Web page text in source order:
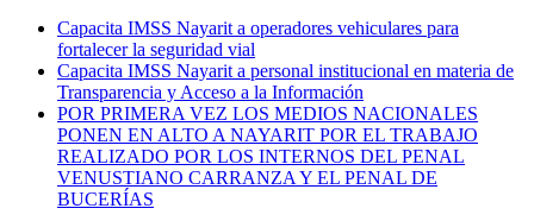
Capacita IMSS Nayarit a operadores vehiculares para
fortalecer la seguridad vial
Capacita IMSS Nayarit a personal institucional en materia de
Transparencia y Acceso a la Información
POR PRIMERA VEZ LOS MEDIOS NACIONALES
PONEN EN ALTO A NAYARIT POR EL TRABAJO
REALIZADO POR LOS INTERNOS DEL PENAL
VENUSTIANO CARRANZA Y EL PENAL DE
BUCERÍAS